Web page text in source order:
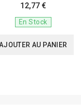
12,77 €
En Stock
AU PANIER